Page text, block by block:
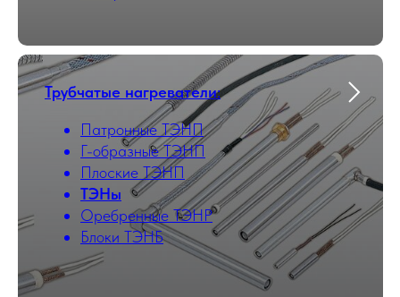
Трубчатые нагреватели:
Патронные ТЭНП
Г-образные ТЭНП
Плоские ТЭНП
ТЭНы
Оребренные ТЭНР
Блоки ТЭНБ